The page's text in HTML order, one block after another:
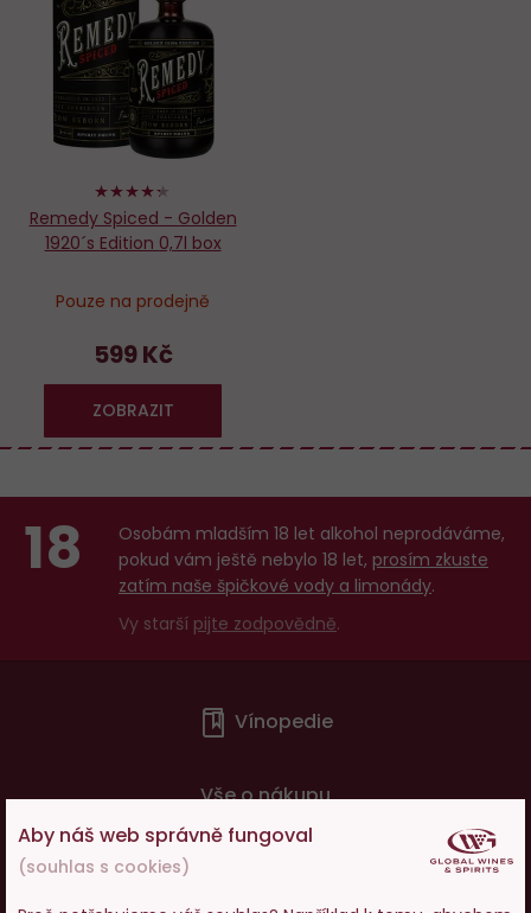
86%
Remedy Spiced - Golden
1920´s Edition 0,7l box
Pouze na prodejně
599 Kč
ZOBRAZIT
Aby náš web správně fungoval
(souhlas s cookies)
18
Osobám mladším 18 let alkohol neprodáváme,
pokud vám ještě nebylo 18 let, prosím zkuste
zatím naše špičkové vody a limonády.
Vy starší pijte zodpovědně.
Vínopedie
Vše o nákupu